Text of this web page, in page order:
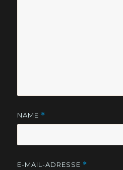
NAME *
E-MAIL-ADRESSE *